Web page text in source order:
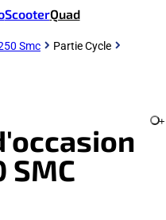
ScooterQuad
Smc Partie Cycle
SMC
+